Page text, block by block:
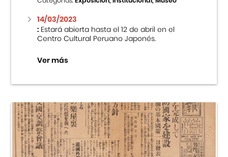
14/03/2023
:Estará abierta hasta el 12 de abril en el
Centro Cultural Peruano Japonés.
Ver más